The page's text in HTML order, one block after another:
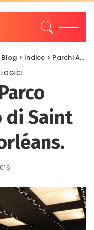
Blog > Indice > Parchi Archeologici
di Saint